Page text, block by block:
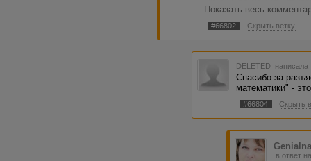
работы от тех, кто
общается за
стану. Вывод
могут справиться, либо
по складу характера:)
Показать весь
#66802 Скрыть ветку
DELETED
Спасибо за
математики" -
#66804 Скрыть
в ответ